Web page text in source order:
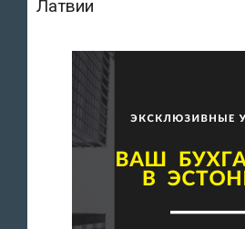
Латвии